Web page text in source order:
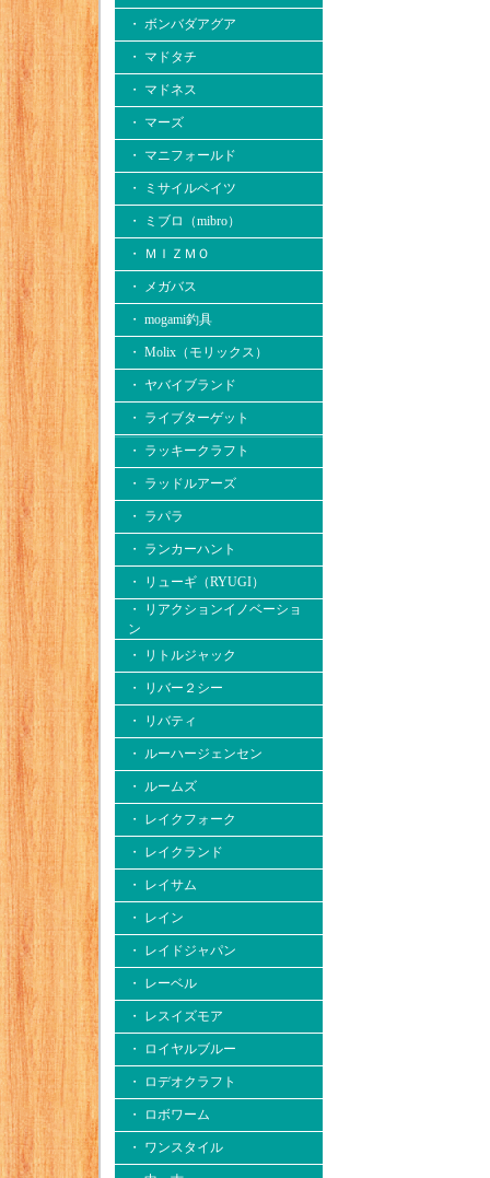
・ ボンバダアグア
・ マドタチ
・ マドネス
・ マーズ
・ マニフォールド
・ ミサイルベイツ
・ ミブロ（mibro）
・ ＭＩＺＭＯ
・ メガバス
・ mogami釣具
・ Molix（モリックス）
・ ヤバイブランド
・ ライブターゲット
・ ラッキークラフト
・ ラッドルアーズ
・ ラパラ
・ ランカーハント
・ リューギ（RYUGI）
・ リアクションイノベーショ
ン
・ リトルジャック
・ リバー２シー
・ リバティ
・ ルーハージェンセン
・ ルームズ
・ レイクフォーク
・ レイクランド
・ レイサム
・ レイン
・ レイドジャパン
・ レーベル
・ レスイズモア
・ ロイヤルブルー
・ ロデオクラフト
・ ロボワーム
・ ワンスタイル